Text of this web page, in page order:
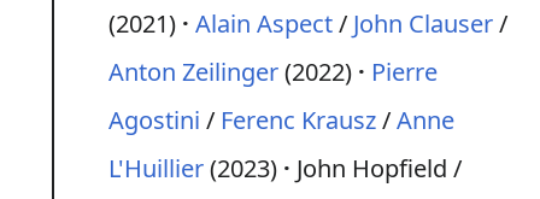
(2021) Alain Aspect/ John Clauser/
Anton Zeilinger(2022)
Pierre
Agostini / Ferenc Krausz/Anne
L'Huillier(2023)
John Hopfield /